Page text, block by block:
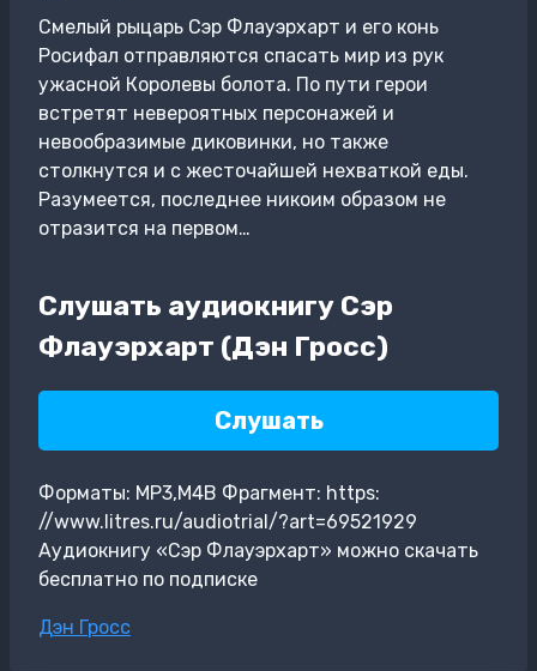
Смелый рыцарь Сэр Флауэрхарт и его конь
Росифал отправляются спасать мир из рук
ужасной Королевы болота. По пути герои
встретят невероятных персонажей и
невообразимые диковинки, но также
столкнутся и с жесточайшей нехваткой еды.
Разумеется, последнее никоим образом не
отразится на первом…
Слушать аудиокнигу Сэр
Флауэрхарт (Дэн Гросс)
Слушать
Форматы: MP3,M4B Фрагмент: https:
//www.litres.ru/audiotrial/?art=69521929
Аудиокнигу «Сэр Флауэрхарт» можно скачать
бесплатно по подписке
Метки
Дэн Гросс